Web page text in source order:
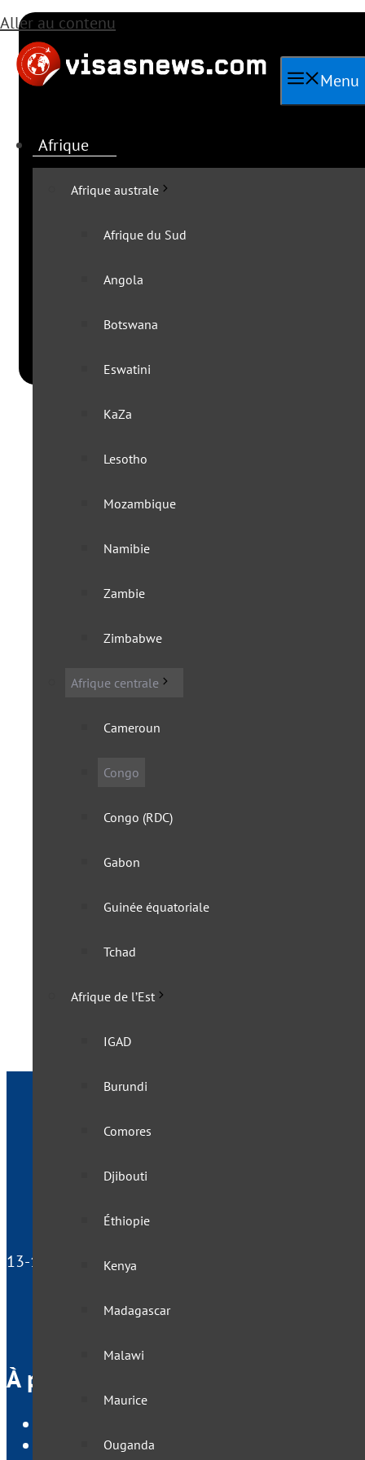
Aller au contenu
Menu
Afrique
Afrique australe
Afrique du Sud
Angola
Botswana
Eswatini
KaZa
Lesotho
Mozambique
Namibie
Zambie
Zimbabwe
Afrique centrale
Cameroun
Congo
Congo (RDC)
Gabon
Guinée équatoriale
Tchad
Afrique de l’Est
IGAD
Burundi
Comores
Djibouti
Éthiopie
Kenya
Madagascar
Malawi
Maurice
Ouganda
13-15 rue du Docteur Laurent, 75013 Paris - France
À propos de VisasNews
Mentions légales